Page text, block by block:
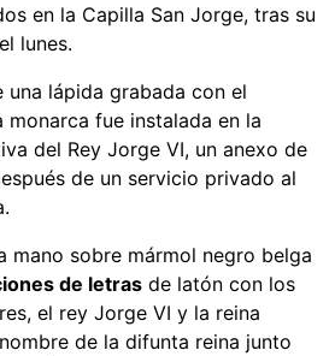
en la Capilla San Jorge, tras su
lunes.
una lápida grabada con el
fue instalada en la
del Rey Jorge VI, un anexo de
de un servicio privado al
mano sobre mármol negro belga
de letras de latón con los
el rey Jorge VI y la reina
de la difunta reina junto